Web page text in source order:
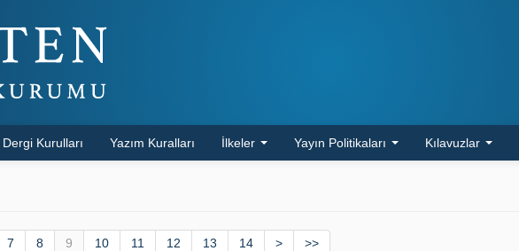
Dergi Kurulları Yazım Kuralları İlkeler Yayın Politikaları Kılavuzlar
7 8 9 10 11 12 13 14 > >>